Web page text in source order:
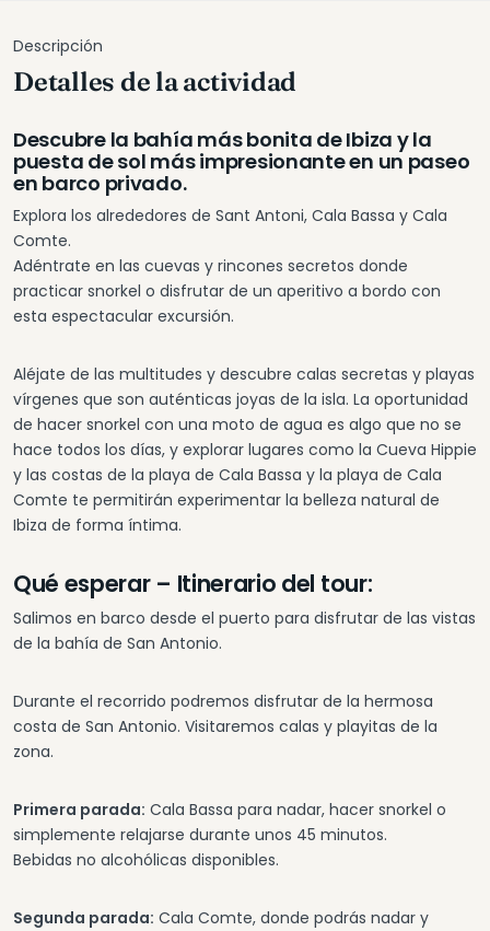
Descripción
Detalles de la actividad
Descubre la bahía más bonita de Ibiza y la
puesta de sol más impresionante en un paseo
en barco privado.
Explora los alrededores de Sant Antoni, Cala Bassa y Cala
Comte.
Adéntrate en las cuevas y rincones secretos donde
practicar snorkel o disfrutar de un aperitivo a bordo con
esta espectacular excursión.
Aléjate de las multitudes y descubre calas secretas y playas
vírgenes que son auténticas joyas de la isla. La oportunidad
de hacer snorkel con una moto de agua es algo que no se
hace todos los días, y explorar lugares como la Cueva Hippie
y las costas de la playa de Cala Bassa y la playa de Cala
Comte te permitirán experimentar la belleza natural de
Ibiza de forma íntima.
Qué esperar – Itinerario del tour:
Salimos en barco desde el puerto para disfrutar de las vistas
de la bahía de San Antonio.
Durante el recorrido podremos disfrutar de la hermosa
costa de San Antonio. Visitaremos calas y playitas de la
zona.
Primera parada: Cala Bassa para nadar, hacer snorkel o
simplemente relajarse durante unos 45 minutos.
Bebidas no alcohólicas disponibles.
Segunda parada: Cala Comte, donde podrás nadar y